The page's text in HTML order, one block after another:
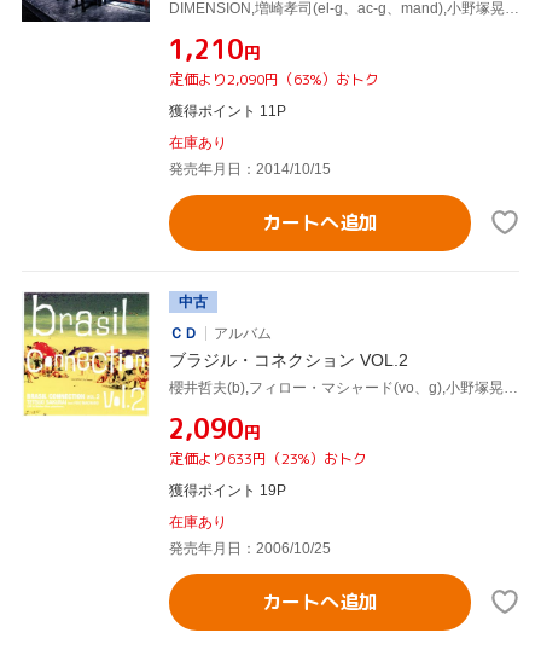
¥1,210円
定価より2,090円（63%）おトク
獲得ポイント 11P
在庫あり
発売年月日：2014/10/15
カートへ追加
中古
ＣＤ
アルバム
ブラジル・コネクション VOL.2
¥2,090円
定価より633円（23%）おトク
獲得ポイント 19P
在庫あり
発売年月日：2006/10/25
カートへ追加